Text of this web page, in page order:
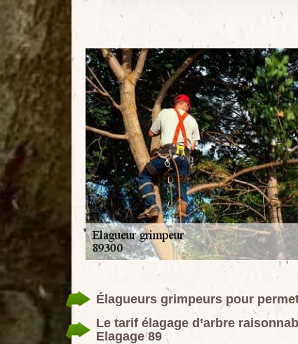
Élagueurs grimpeurs pour
Le tarif élagage d’arbre
Elagage 89